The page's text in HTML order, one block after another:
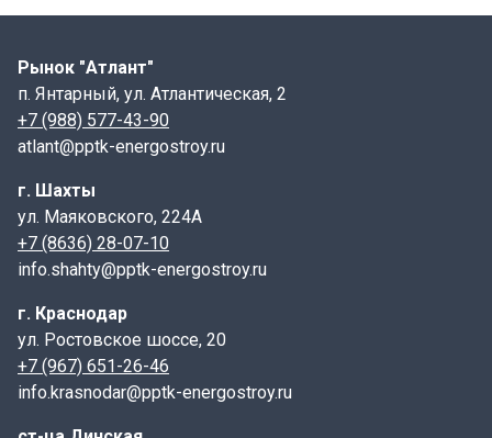
используемое для спуска в колодец, для проведения
обслуживающих или ремонтных работ камер
канализационных колодцев.
Длина : 1500 мм
Ширина: 500 мм
Масса: 17,08 кг
Применение:
Стремянки С1-01 марки С-2 ,
ООО «ППТК «ЭНЕРГОСТРОЙ» предназначены для
Рынок "Атлант"
п. Янтарный, ул. Атлантическая, 2
+7 (988) 577-43-90
atlant@pptk-energostroy.ru
г. Шахты
ул. Маяковского, 224А
+7 (8636) 28-07-10
info.shahty@pptk-energostroy.ru
г. Краснодар
ул. Ростовское шоссе, 20
+7 (967) 651-26-46
info.krasnodar@pptk-energostroy.ru